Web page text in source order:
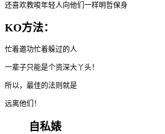
还喜欢教唆年轻人向他们一样明哲保身
KO方法：
忙着邀功忙着躲过的人
一辈子只能是个资深大丫头！
所以，最佳的法则就是
远离他们！
自私婊